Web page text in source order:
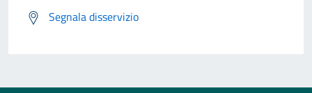
Segnala disservizio